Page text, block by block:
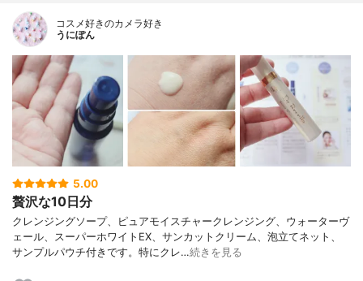
コスメ好きのカメラ好き
うにぽん
5.00
贅沢な10日分
クレンジングソープ、ピュアモイスチャークレンジング、ウォーターヴ
ェール、スーパーホワイトEX、サンカットクリーム、泡立てネット、
サンプルパウチ付きです。特にクレ…続きを見る